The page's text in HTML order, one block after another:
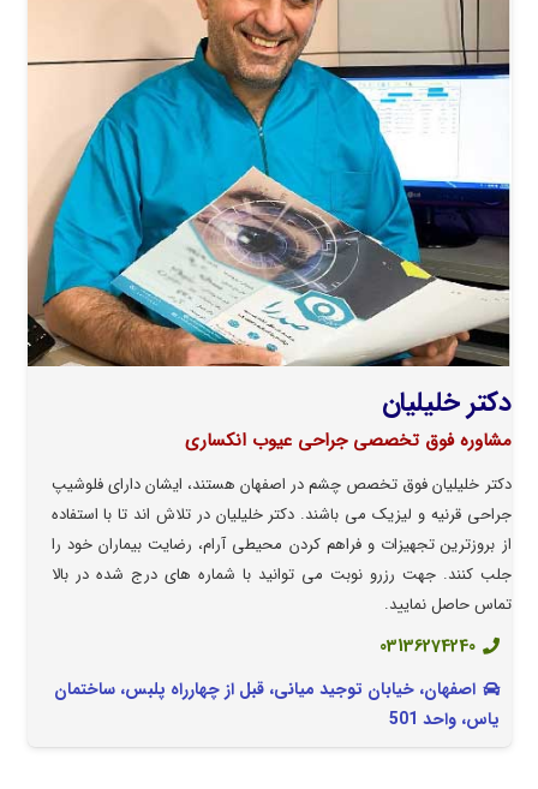
دکتر خلیلیان
مشاوره فوق تخصصی جراحی عیوب انکساری
دکتر خلیلیان فوق تخصص چشم در اصفهان هستند، ایشان دارای فلوشیپ
جراحی قرنیه و لیزیک می باشند. دکتر خلیلیان در تلاش اند تا با استفاده
از بروزترین تجهیزات و فراهم کردن محیطی آرام، رضایت بیماران خود را
جلب کنند. جهت رزرو نوبت می توانید با شماره های درج شده در بالا
تماس حاصل نمایید.
03136274240
اصفهان، خیابان توجید میانی، قبل از چهارراه پلبس، ساختمان
یاس، واحد 501